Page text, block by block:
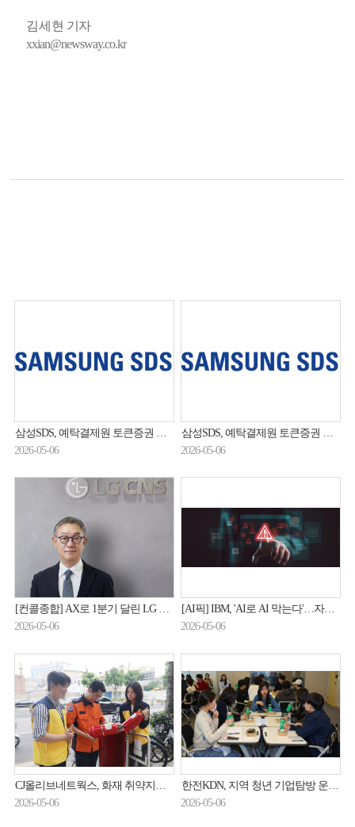
김세현 기자
xxian@newsway.co.kr
삼성SDS, 예탁결제원 토큰증권 플랫폼 구축 사업 수주
2026-05-06
삼성SDS, 예탁결제원 토큰증권 플랫폼 구축 사업 수주
2026-05-06
[컨콜종합] AX로 1분기 달린 LG CNS, 로봇·금융·해외 '전선 확대'
2026-05-06
[AI픽] IBM, 'AI로 AI 막는다'…자율형 보안 공개
2026-05-06
CJ올리브네트웍스, 화재 취약지역 '보이는 소화기' 점검
2026-05-06
한전KDN, 지역 청년 기업탐방 운영…AI 특강·멘토링 강화
2026-05-06